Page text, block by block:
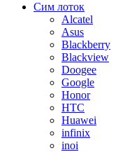
Сим лоток
Alcatel
Asus
Blackberry
Blackview
Doogee
Google
Honor
HTC
Huawei
infinix
inoi